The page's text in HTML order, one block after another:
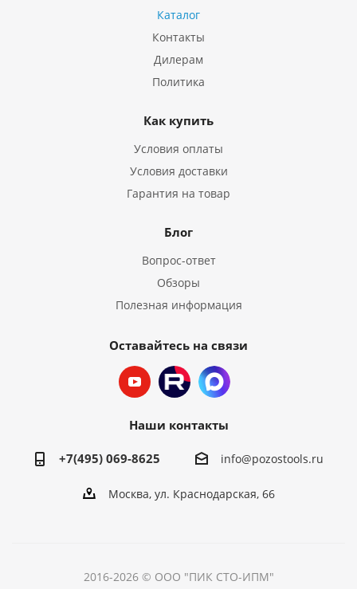
Каталог
Контакты
Дилерам
Политика
Как купить
Условия оплаты
Условия доставки
Гарантия на товар
Блог
Вопрос-ответ
Обзоры
Полезная информация
Оставайтесь на связи
Наши контакты
+7(495) 069-8625 info@pozostools.ru
Москва, ул. Краснодарская, 66
2016-2026 © ООО "ПИК СТО-ИПМ"